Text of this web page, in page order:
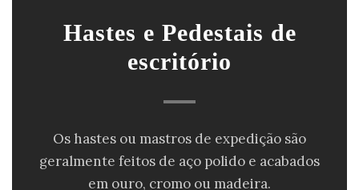
Hastes e Pedestais de
escritório
Os hastes ou mastros de expedição são
geralmente feitos de aço polido e acabados
em ouro, cromo ou madeira.